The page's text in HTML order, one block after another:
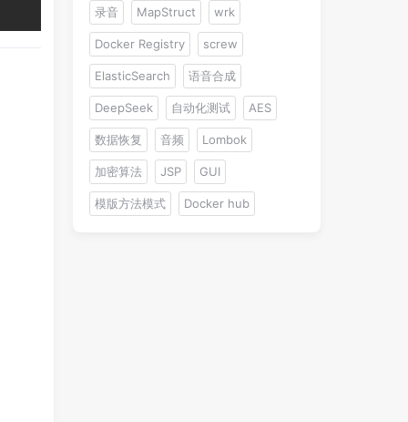
录音 MapStruct wrk
Docker Registry screw
ElasticSearch 语音合成
DeepSeek 自动化测试 AES
数据恢复 音频 Lombok
加密算法 JSP GUI
模版方法模式 Docker hub